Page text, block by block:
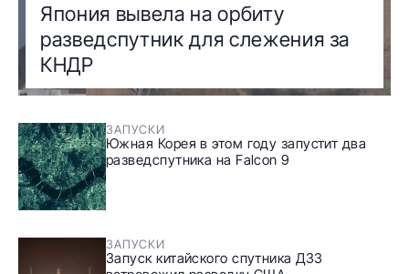
Япония вывела на орбиту
разведспутник для слежения за
КНДР
ЗАПУСКИ
Южная Корея в этом году запустит два
разведспутника на Falcon 9
ЗАПУСКИ
Запуск китайского спутника ДЗЗ